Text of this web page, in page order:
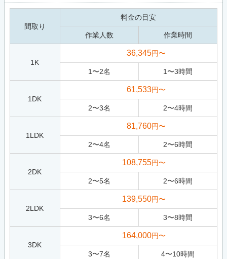
間取り
料金の目安
作業人数 作業時間
1K
36,345円〜
1 〜2名 1 〜3時間
1DK
61,533円〜
2〜3名 2〜4時間
1LDK
81,760円〜
2〜4名 2〜6時間
2DK
108,755円〜
2〜5名 2〜6時間
2LDK
139,550円〜
3〜6名 3〜8時間
3DK
164,000円〜
3〜7名 4〜10時間